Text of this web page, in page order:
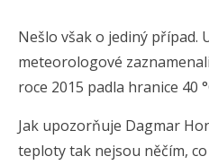
Nešlo však o jediný případ.
meteorologové
roce 2015 padla hranice 40
Jak upozorňuje Dagmar
teploty tak nejsou něčím,